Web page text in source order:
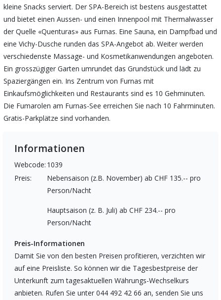
kleine Snacks serviert. Der SPA-Bereich ist bestens ausgestattet
und bietet einen Aussen- und einen Innenpool mit Thermalwasser
der Quelle «Quenturas» aus Furnas. Eine Sauna, ein Dampfbad und
eine Vichy-Dusche runden das SPA-Angebot ab. Weiter werden
verschiedenste Massage- und Kosmetikanwendungen angeboten.
Ein grosszügiger Garten umrundet das Grundstück und lädt zu
Spaziergängen ein. Ins Zentrum von Furnas mit
Einkaufsmöglichkeiten und Restaurants sind es 10 Gehminuten.
Die Fumarolen am Furnas-See erreichen Sie nach 10 Fahrminuten.
Gratis-Parkplätze sind vorhanden.
Informationen
Webcode: 1039
Preis:
Nebensaison (z.B. November) ab CHF 135.-- pro
Person/Nacht
Hauptsaison (z. B. Juli) ab CHF 234.-- pro
Person/Nacht
Preis-Informationen
Damit Sie von den besten Preisen profitieren, verzichten wir
auf eine Preisliste. So können wir die Tagesbestpreise der
Unterkunft zum tagesaktuellen Währungs-Wechselkurs
anbieten. Rufen Sie unter 044 492 42 66 an, senden Sie uns